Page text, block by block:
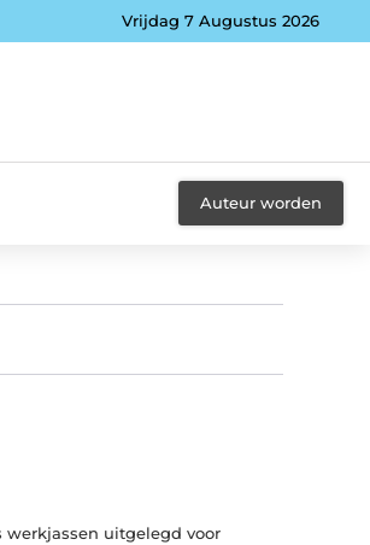
Vrijdag 7 Augustus 2026
Auteur worden
werkjassen uitgelegd voor